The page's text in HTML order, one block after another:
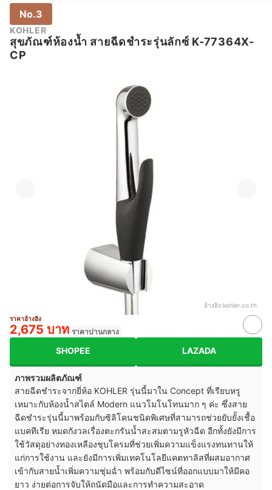
No.3
KOHLER
สุขภัณฑ์ห้องน้ำ สายฉีดชำระรุ่นลักซ์ K-77364X-
CP
อ้างอิง:kohler.co.th
ราคาอ้างอิง
2,675 บาท ราคาปานกลาง
SHOPEE LAZADA
ภาพรวมผลิตภัณฑ์
สายฉีดชำระจากยี่ห้อ KOHLER รุ่นนี้มาใน Concept ที่เรียบหรู
เหมาะกับห้องน้ำสไตล์ Modern แนวโมโนโทนมาก ๆ ค่ะ ซึ่งสาย
ฉีดชำระรุ่นนี้มาพร้อมกับซิลิโคนชนิดพิเศษที่สามารถช่วยยับยั้งเชื้อ
แบคทีเรีย หมดกังวลเรื่องตะกรันน้ำสะสมตามรูหัวฉีด อีกทั้งยังมีการ
ใช้วัสดุอย่างทองเหลืองชุบโครมที่ช่วยเพิ่มความแข็งแรงทนทานให้
แก่การใช้งาน และยังมีการเพิ่มเทคโนโลยีแคตทาลิสที่ผสมอากาศ
เข้ากับสายน้ำเพิ่มความชุ่มฉ่ำ พร้อมกับดีไซน์ที่ออกแบบมาให้มีคอ
ยาว ง่ายต่อการจับให้ถนัดมือและการทำความสะอาด